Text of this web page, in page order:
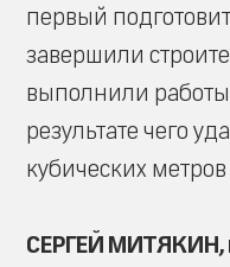
первый
завершили
выполнили работы
результате чего
кубических метров
СЕРГЕЙ МИТЯКИН,